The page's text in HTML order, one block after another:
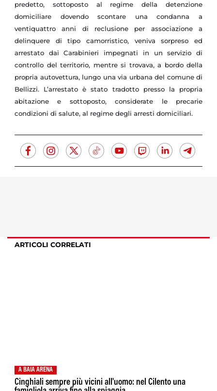
predetto, sottoposto al regime della detenzione
domiciliare dovendo scontare una condanna a
ventiquattro anni di reclusione per associazione a
delinquere di tipo camorristico, veniva sorpreso ed
arrestato dai Carabinieri impegnati in un servizio di
controllo del territorio, mentre si trovava, a bordo della
propria autovettura, lungo una via urbana del comune di
Bellizzi. L’arrestato è stato tradotto presso la propria
abitazione e sottoposto, considerate le precarie
condizioni di salute, al regime degli arresti domiciliari.
ARTICOLI CORRELATI
A BAIA ARENA
Cinghiali sempre più vicini all'uomo: nel Cilento una